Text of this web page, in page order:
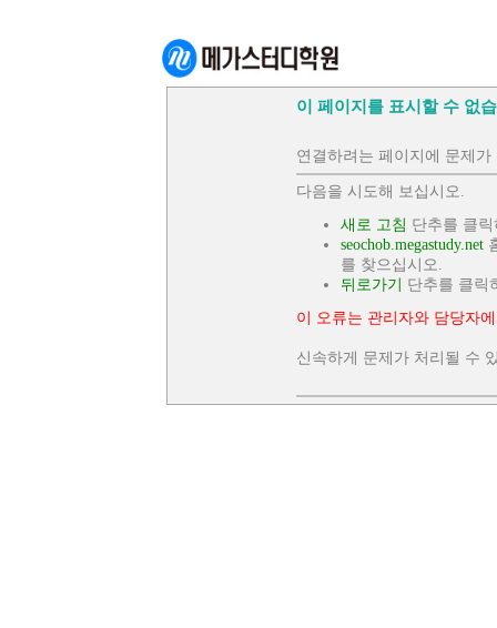
이 페이지를 표시할 수 없
연결하려는 페이지에 문제
다음을 시도해 보십시오.
새로 고침 단추를 클
seochob.megastudy.net
를 찾으십시오.
뒤로가기
단추를 클릭
이 오류는 관리자와 담당자
신속하게 문제가 처리될 수